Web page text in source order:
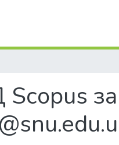
за